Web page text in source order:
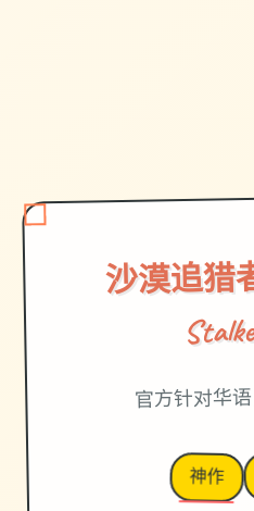
沙漠追猎
官方针对华
神作